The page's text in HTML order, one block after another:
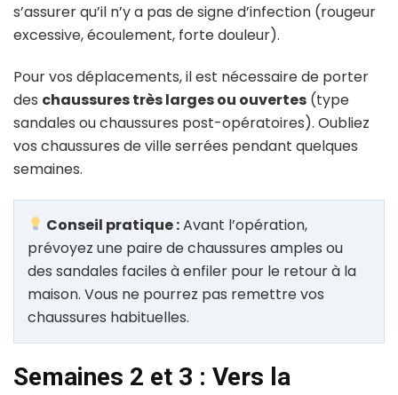
s’assurer qu’il n’y a pas de signe d’infection (rougeur
excessive, écoulement, forte douleur).
Pour vos déplacements, il est nécessaire de porter
des chaussures très larges ou ouvertes (type
sandales ou chaussures post-opératoires). Oubliez
vos chaussures de ville serrées pendant quelques
semaines.
Conseil pratique :Avant l’opération,
prévoyez une paire de chaussures amples ou
des sandales faciles à enfiler pour le retour à la
maison. Vous ne pourrez pas remettre vos
chaussures habituelles.
Semaines 2 et 3 : Vers la